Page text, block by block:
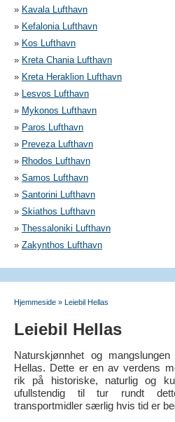
» Kavala Lufthavn
» Kefalonia Lufthavn
» Kos Lufthavn
» Kreta Chania Lufthavn
» Kreta Heraklion Lufthavn
» Lesvos Lufthavn
» Mykonos Lufthavn
» Paros Lufthavn
» Preveza Lufthavn
» Rhodos Lufthavn
» Samos Lufthavn
» Santorini Lufthavn
» Skiathos Lufthavn
» Thessaloniki Lufthavn
» Zakynthos Lufthavn
Hjemmeside » Leiebil Hellas
Leiebil Hellas
Naturskjønnhet og
Hellas. Dette er en av verdens
rik på historiske, naturlig og
ufullstendig til tur rundt
transportmidler særlig hvis tid er